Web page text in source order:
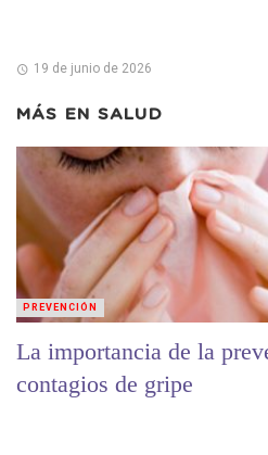
19 de junio de 2026
MÁS EN SALUD
La importancia de la
contagios de gripe
PREVENCIÓN